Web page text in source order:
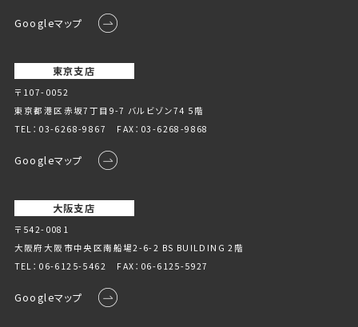
Googleマップ
東京支店
〒107-0052
東京都港区赤坂7丁目9-7 バルビゾン74 5階
TEL： 03-6268-9867 FAX：03-6268-9868
Googleマップ
大阪支店
〒542-0081
大阪府大阪市中央区南船場2-6-2 BS BUILDING 2階
TEL： 06-6125-5462 FAX：06-6125-5927
Googleマップ